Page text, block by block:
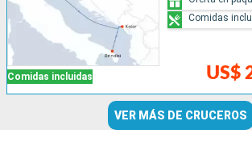
Comidas incluidas US$
Comidas
VER MÁS DE CRUCEROS